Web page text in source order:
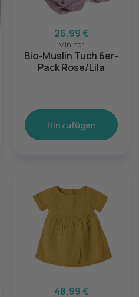
26,99 €
Mininor
Bio-Muslin Tuch 6er-
Pack Rose/Lila
Hinzufügen
48,99 €